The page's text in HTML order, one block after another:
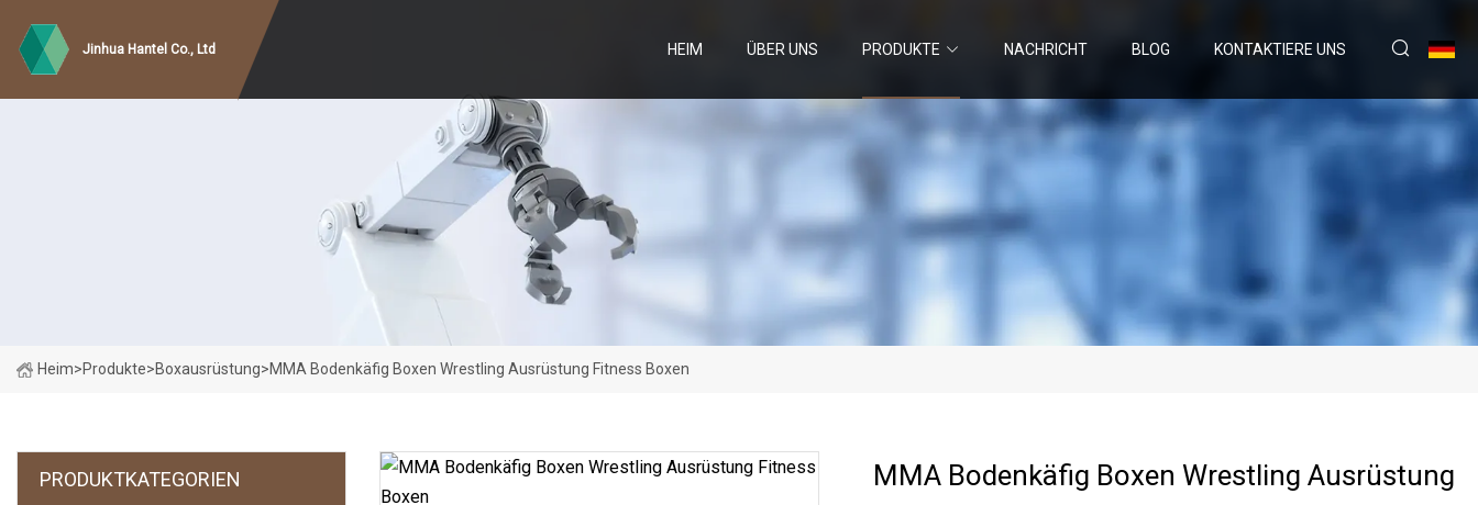
Jinhua Hantel Co., Ltd HEIM ÜBER UNS PRODUKTE NACHRICHT BLOG KONTAKTIERE UNS
Heim>Produkte>Boxausrüstung>MMA Bodenkäfig Boxen Wrestling Ausrüstung Fitness Boxen
PRODUKTKATEGORIEN
MMA Bodenkäfig Boxen Wrestling Ausrüstung